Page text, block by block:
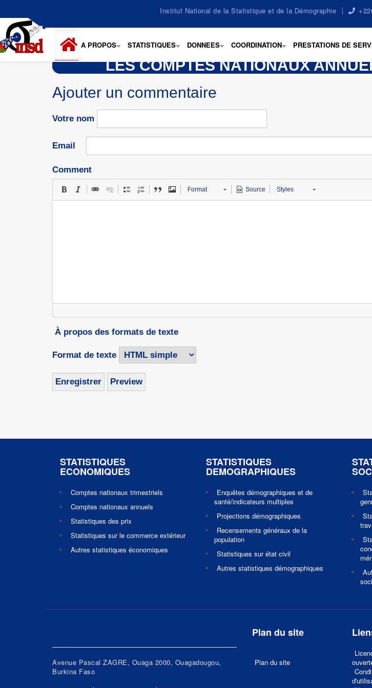
contenu
principal
Institut National de la Statistique et de la Démographie
+
A PROPOS
+
STATISTIQUES
+
DONNEES
+
COORDINATION PRESTATIONS DE
LES COMPTES NATIONAUX
Ajouter un commentaire
Votre nom
Email
Comment
Format Source Styles
À propos des formats de texte
Format de texte
STATISTIQUES
ECONOMIQUES
Comptes nationaux trimestriels
Comptes nationaux annuels
Statistiques des prix
Statistiques sur le commerce extérieur
Autres statistiques économiques
STATISTIQUES
DEMOGRAPHIQUES
Enquêtes démographiques et de
santé/indicateurs multiples
Projections démographiques
Recensements généraux de la
population
Statistiques sur état civil
Autres statistiques démographiques
Avenue Pascal ZAGRE, Ouaga 2000, Ouagadougou,
Burkina Faso
Plan du site
Plan du site